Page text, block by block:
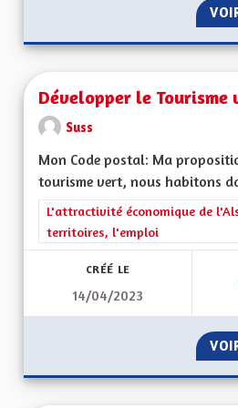
Développer le Tourisme
Suss
Mon Code postal: Ma
tourisme vert, nous habitons
Filtrer les résultats de la
L'attractivité économique de
territoires, l'emploi
CRÉÉ LE
14/04/2023